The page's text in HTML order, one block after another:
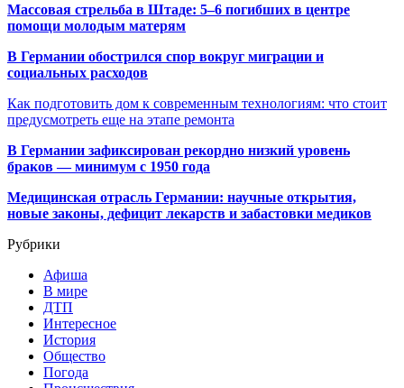
Массовая стрельба в Штаде: 5–6 погибших в центре
помощи молодым матерям
В Германии обострился спор вокруг миграции и
социальных расходов
Как подготовить дом к современным технологиям: что стоит
предусмотреть еще на этапе ремонта
В Германии зафиксирован рекордно низкий уровень
браков — минимум с 1950 года
Медицинская отрасль Германии: научные открытия,
новые законы, дефицит лекарств и забастовки медиков
Рубрики
Афиша
В мире
ДТП
Интересное
История
Общество
Погода